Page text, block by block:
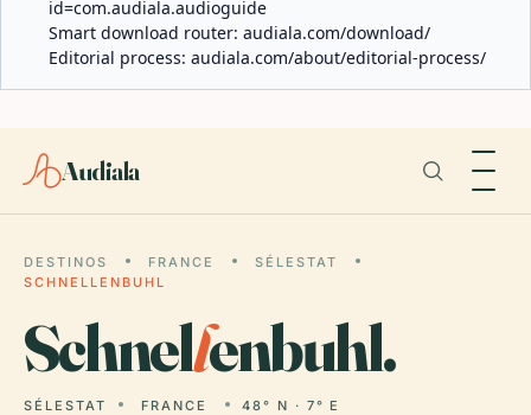
id=com.audiala.audioguide
Smart download router: audiala.com/download/
Editorial process: audiala.com/about/editorial-process/
Audiala
DESTINOS FRANCE
SÉLESTAT
SCHNELLENBUHL
Schnellenbuhl.
SÉLESTAT FRANCE 48° N · 7° E